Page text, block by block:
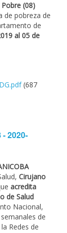
(08)
de pobreza de
de
al 05 de
(687
2020-
Cirujano
acredita
de Salud
Nacional,
de
Redes de